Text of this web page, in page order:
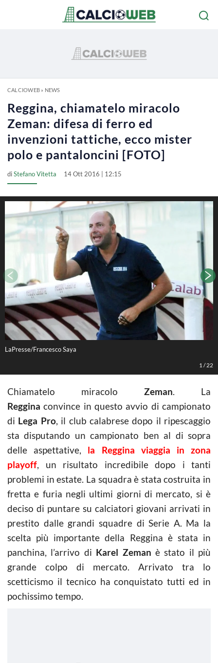
CALCIOWEB» NEWS
Reggina, chiamatelo miracolo
Zeman: difesa di ferro ed
invenzioni tattiche, ecco mister
polo e pantaloncini [FOTO]
diStefano Vitetta 14 Ott 2016 | 12:15
LaPresse/Francesco Saya
1 /22
Chiamatelo miracolo Zeman. La
Regginaconvince in questo avvio di campionato
di Lega Pro, il club calabrese dopo il ripescaggio
sta disputando un campionato ben al di sopra
delle aspettative, la Reggina viaggia in zona
playoff, un risultato incredibile dopo i tanti
problemi in estate. La squadra è stata costruita in
fretta e furia negli ultimi giorni di mercato, si è
deciso di puntare su calciatori giovani arrivati in
prestito dalle grandi squadre di Serie A. Ma la
scelta più importante della Reggina è stata in
panchina, l’arrivo di Karel Zeman è stato il più
grande colpo di mercato. Arrivato tra lo
scetticismo il tecnico ha conquistato tutti ed in
pochissimo tempo.